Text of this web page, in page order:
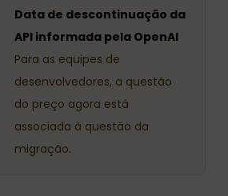
Data de descontinuação da
API informada pela OpenAI
Para as equipes de
desenvolvedores, a questão
do preço agora está
associada à questão da
migração.